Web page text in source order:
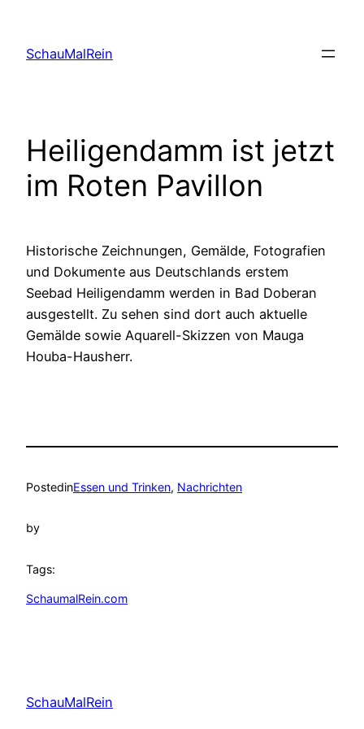
content
SchauMalRein
Heiligendamm ist jetzt
im Roten Pavillon
Historische Zeichnungen, Gemälde, Fotografien
und Dokumente aus Deutschlands erstem
Seebad Heiligendamm werden in Bad Doberan
ausgestellt. Zu sehen sind dort auch aktuelle
Gemälde sowie Aquarell-Skizzen von Mauga
Houba-Hausherr.
PostedinEssen und Trinken, Nachrichten
by
Tags:
SchaumalRein.com
SchauMalRein